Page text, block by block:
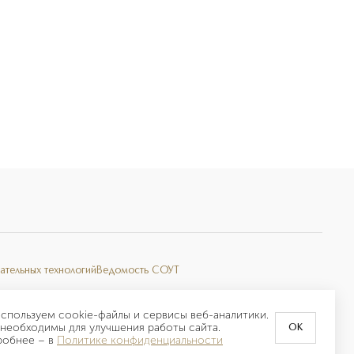
cookie-файлы и сервисы веб-аналитики.
для улучшения работы сайта.
– в Политике конфиденциальности
OK
технологий Ведомость СОУТ